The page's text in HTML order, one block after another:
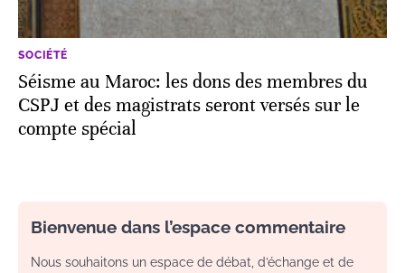
SOCIÉTÉ
Séisme au Maroc: les dons des membres du
CSPJ et des magistrats seront versés sur le
compte spécial
Bienvenue dans l’espace commentaire
Nous souhaitons un espace de débat, d’échange et de